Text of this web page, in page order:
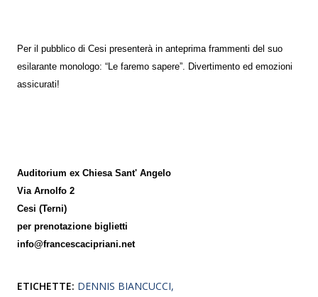
Per il pubblico di Cesi presenterà in anteprima frammenti del suo
esilarante monologo: “Le faremo sapere”. Divertimento ed emozioni
assicurati!
Auditorium ex Chiesa Sant' Angelo
Via Arnolfo 2
Cesi (Terni)
per prenotazione biglietti
info@francescacipriani.net
ETICHETTE: DENNIS BIANCUCCI